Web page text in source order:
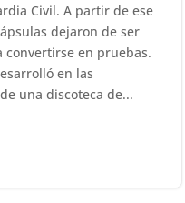
Civil. A partir de ese
dejaron de ser
convertirse en pruebas.
en las
una discoteca de...